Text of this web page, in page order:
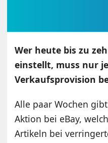
Wer heute bis zu
einstellt, muss nur
Verkaufsprovision
Alle paar Wochen
Aktion bei eBay,
Artikeln bei